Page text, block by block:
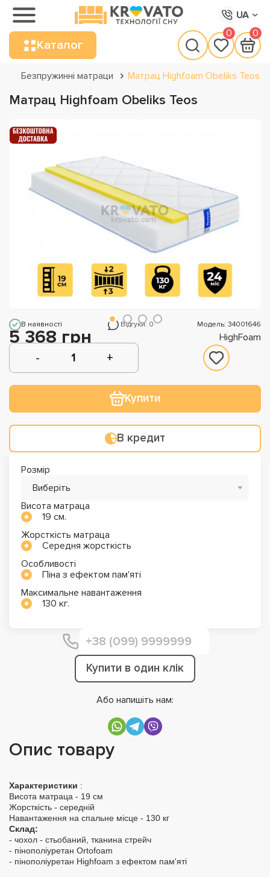
UA
Каталог
0 0
Безпружинні матраци Матрац Highfoam Obeliks Teos
Матрац Highfoam Obeliks Teos
В наявності Відгуки: 0 Модель: 34001646
5 368 грн HighFoam
Купити
В кредит
Розмір
Виберіть
Висота матраца
19 см.
Жорсткість матраца
Середня жорсткість
Особливості
Піна з ефектом пам'яті
Максимальне навантаження
130 кг.
Купити в один клік
Або напишіть нам:
Опис товару
Характеристики :
Висота матраца - 19 см
Жорсткість - середній
Навантаження на спальне місце - 130 кг
Склад:
- чохол - стьобаний, тканина стрейч
- пінополіуретан Ortofoam
- пінополіуретан Highfoam з ефектом пам'яті